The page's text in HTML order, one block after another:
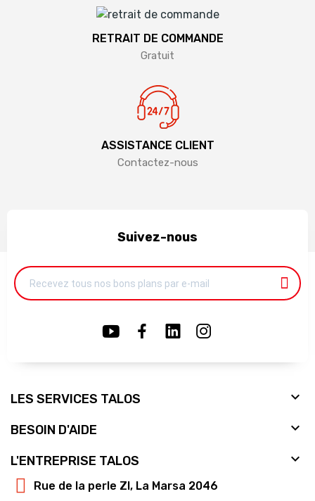
RETRAIT DE COMMANDE
Gratuit
ASSISTANCE CLIENT
Contactez-nous
Suivez-nous
LES SERVICES TALOS 
BESOIN D'AIDE 
L'ENTREPRISE TALOS 
Rue de la perle ZI, La Marsa 2046